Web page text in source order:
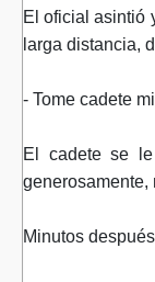
El oficial asintió
larga distancia,
- Tome cadete
El cadete se
generosamente,
Minutos